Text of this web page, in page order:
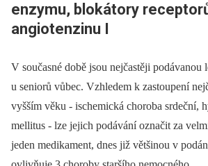
enzymu, blokátory
angiotenzinu I
V současné době jsou nejčastěji podávanou
u seniorů vůbec. Vzhledem k zastoupení
vyšším věku -⁠ ischemická choroba srdeční,
mellitus -⁠ lze jejich podávání označit za
jeden medikament, dnes již většinou v